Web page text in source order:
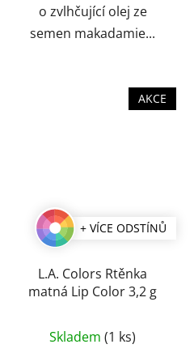
o zvlhčující olej ze
semen makadamie...
AKCE
+ VÍCE ODSTÍNŮ
L.A. Colors Rtěnka
matná Lip Color 3,2 g
hodnocení
Skladem (1 ks)